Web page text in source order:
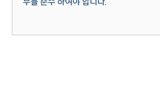
무를 준수 하여야 합니다.